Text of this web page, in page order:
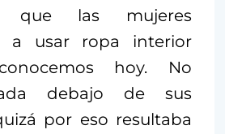
que las mujeres
a usar ropa interior
hoy. No
debajo de sus
por eso resultaba